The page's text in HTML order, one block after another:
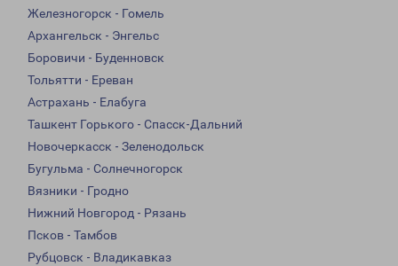
Железногорск - Гомель
Архангельск - Энгельс
Боровичи - Буденновск
Тольятти - Ереван
Астрахань - Елабуга
Ташкент Горького - Спасск-Дальний
Новочеркасск - Зеленодольск
Бугульма - Солнечногорск
Вязники - Гродно
Нижний Новгород - Рязань
Псков - Тамбов
Рубцовск - Владикавказ